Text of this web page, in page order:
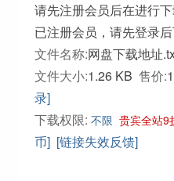
请先注册会员后在进行
已注册会员，请先登录
文件名称:网盘下载地址
文件大小:1.26 KB 售价:
录]
下载权限: 不限 贵宾全站9
币] [链接失效反馈]